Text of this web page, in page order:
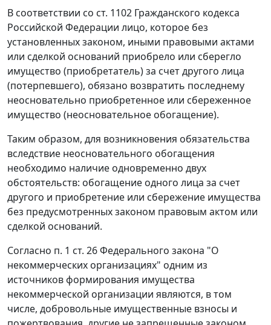
В соответствии со ст. 1102 Гражданского кодекса
Российской Федерации лицо, которое без
установленных законом, иными правовыми актами
или сделкой оснований приобрело или сберегло
имущество (приобретатель) за счет другого лица
(потерпевшего), обязано возвратить последнему
неосновательно приобретенное или сбереженное
имущество (неосновательное обогащение).
Таким образом, для возникновения обязательства
вследствие неосновательного обогащения
необходимо наличие одновременно двух
обстоятельств: обогащение одного лица за счет
другого и приобретение или сбережение имущества
без предусмотренных законом правовым актом или
сделкой оснований.
Согласно п. 1 ст. 26Федерального закона "О
некоммерческих организациях" одним из
источников формирования имущества
некоммерческой организации являются, в том
числе, добровольные имущественные взносы и